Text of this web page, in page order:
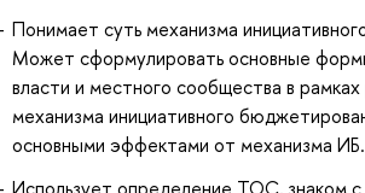
Понимает суть механизма
Может сформулировать основные
власти и местного сообщества в рамках
механизма инициативного
основными эффектами от механизма ИБ.
Использует определение ТОС, знаком